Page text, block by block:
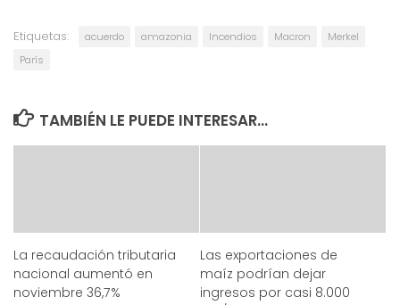
Etiquetas: acuerdo amazonia Incendios Macron
Merkel
París
TAMBIÉN LE PUEDE INTERESAR...
La recaudación tributaria
nacional aumentó en
noviembre 36,7%
Las exportaciones de
maíz podrían dejar
ingresos por casi 8.000